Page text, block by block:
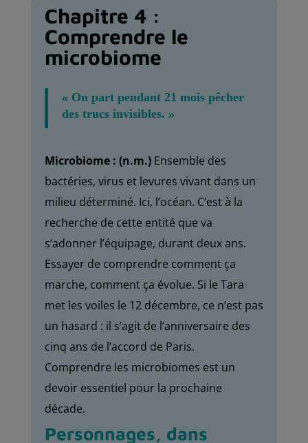
Chapitre 4 :
Comprendre le
microbiome
« On part pendant 21 mois pêcher
des trucs invisibles. »
Microbiome : (n.m.) Ensemble des
bactéries, virus et levures vivant dans un
milieu déterminé. Ici, l’océan. C’est à la
recherche de cette entité que va
s’adonner l’équipage, durant deux ans.
Essayer de comprendre comment ça
marche, comment ça évolue. Si le Tara
met les voiles le 12 décembre, ce n’est pas
un hasard : il s’agit de l’anniversaire des
cinq ans de l’accord de Paris.
Comprendre les microbiomes est un
devoir essentiel pour la prochaine
décade.
Personnages, dans